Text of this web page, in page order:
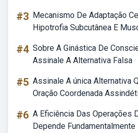
#3 Mecanismo De Adaptação
Hipotrofia Subcutânea E
#4 Sobre A Ginástica De
Assinale A Alternativa Falsa
#5 Assinale A única Alternativa
Oração Coordenada
#6 A Eficiência Das Operações
Depende Fundamentalmente